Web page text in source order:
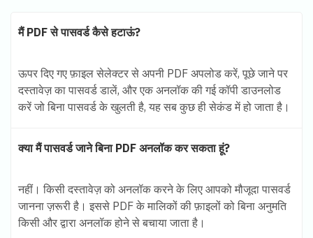
मैं PDF से पासवर्ड कैसे हटाऊं?
ऊपर दिए गए फ़ाइल सेलेक्टर से अपनी PDF अपलोड करें, पूछे जाने पर
दस्तावेज़ का पासवर्ड डालें, और एक अनलॉक की गई कॉपी डाउनलोड
करें जो बिना पासवर्ड के खुलती है, यह सब कुछ ही सेकंड में हो जाता है।
क्या मैं पासवर्ड जाने बिना PDF अनलॉक कर सकता हूं?
नहीं। किसी दस्तावेज़ को अनलॉक करने के लिए आपको मौजूदा पासवर्ड
जानना ज़रूरी है। इससे PDF के मालिकों की फ़ाइलों को बिना अनुमति
किसी और द्वारा अनलॉक होने से बचाया जाता है।